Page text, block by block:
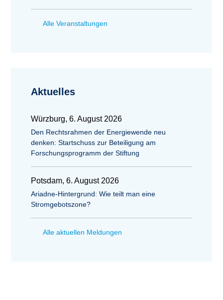
Alle Veranstaltungen
Aktuelles
Würzburg, 6. August 2026
Den Rechtsrahmen der Energiewende neu
denken: Startschuss zur Beteiligung am
Forschungsprogramm der Stiftung
Potsdam, 6. August 2026
Ariadne-Hintergrund: Wie teilt man eine
Stromgebotszone?
Alle aktuellen Meldungen